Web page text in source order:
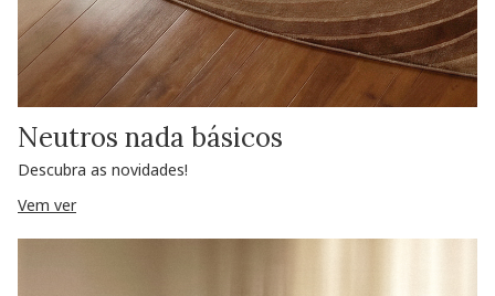
Neutros nada básicos
Descubra as novidades!
Vem ver